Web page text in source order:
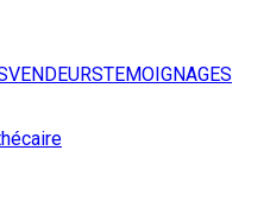
VENDEURSTEMOIGNAGES